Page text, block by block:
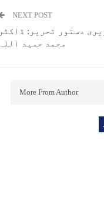
NEXT POST
دستور تحریر: ڈاکٹر
محمد حمید اللہ
More From Author